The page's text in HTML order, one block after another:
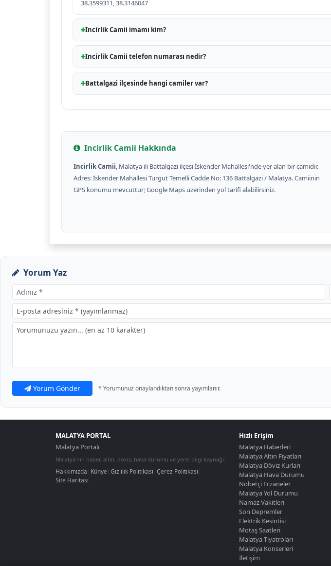
38.3599311, 38.3146047
Incirlik Camii imamı kim?
Incirlik Camii telefon numarası nedir?
Battalgazi ilçesinde hangi camiler var?
Incirlik Camii Hakkında
Incirlik Camii, Malatya ili Battalgazi ilçesi İskender Mahallesi'nde yer alan bir camidir.
Adres: İskender Mahallesi Turgut Temelli Cadde No: 136 Battalgazi / Malatya. Camiinin
GPS konumu mevcuttur; Google Maps üzerinden yol tarifi alabilirsiniz.
Yorum Yaz
Yorum Gönder * Yorumunuz onaylandıktan sonra yayımlanır.
MALATYA PORTAL
Malatya Portalı
Malatya'nın haber, altın, döviz, hava durumu ve yerel bilgi kaynağı.
Hakkımızda | Künye |Gizlilik Politikası |Çerez Politikası |
Site Haritası
Hızlı Erişim
Malatya Haberleri
Malatya Altın Fiyatları
Malatya Döviz Kurları
Malatya Hava Durumu
Nöbetçi Eczaneler
Malatya Yol Durumu
Namaz Vakitleri
Son Depremler
Elektrik Kesintisi
Motaş Saatleri
Malatya Tiyatroları
Malatya Konserleri
İletişim